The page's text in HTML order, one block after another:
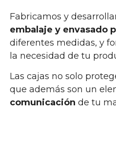
Fabricamos y
embalaje y envasado
diferentes medidas, y
la necesidad de tu
Las cajas no solo
que además son un
comunicación de tu